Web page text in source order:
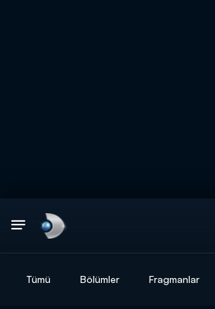
Tümü Bölümler Fragmanlar